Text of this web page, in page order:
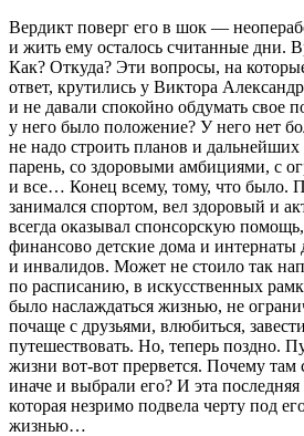
Вердикт поверг его в шок —
и жить ему осталось считанные дни.
Как? Откуда? Эти вопросы, на
ответ, крутились у Виктора
и не давали спокойно обдумать свое
у него было положение? У него нет
не надо строить планов и
парень, со здоровыми амбициями, с
и все… Конец всему, тому, что было.
занимался спортом, вел здоровый и
всегда оказывал спонсорскую
финансово детские дома и интернаты
и инвалидов. Может не стоило так
по расписанию, в искусственных
было наслаждаться жизнью, не
почаще с друзьями, влюбиться,
путешествовать. Но, теперь поздно.
жизни вот-вот прервется. Почему там
иначе и выбрали его? И эта
которая незримо подвела черту под
жизнью…